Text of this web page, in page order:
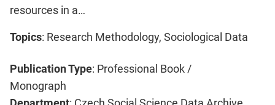
resources in a…
Topics: Research Methodology, Sociological Data
Publication Type: Professional Book /
Monograph